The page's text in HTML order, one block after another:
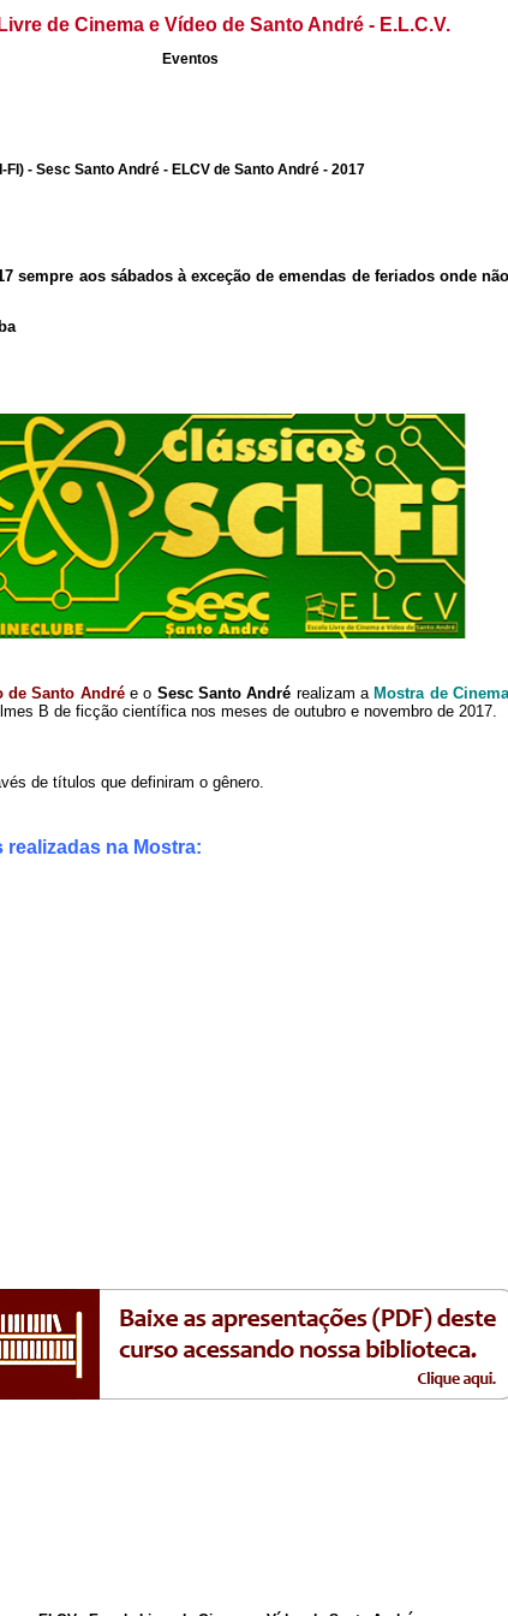
de Cinema e Vídeo de Santo André - E.L.C.V.
Eventos
- Sesc Santo André - ELCV de Santo André - 2017
sempre aos sábados à exceção de emendas de feriados onde
de Santo Andrée o Sesc Santo André realizam a Mostra de
B de ficção científica nos meses de outubro e novembro de 2017.
de títulos que definiram o gênero.
na Mostra: